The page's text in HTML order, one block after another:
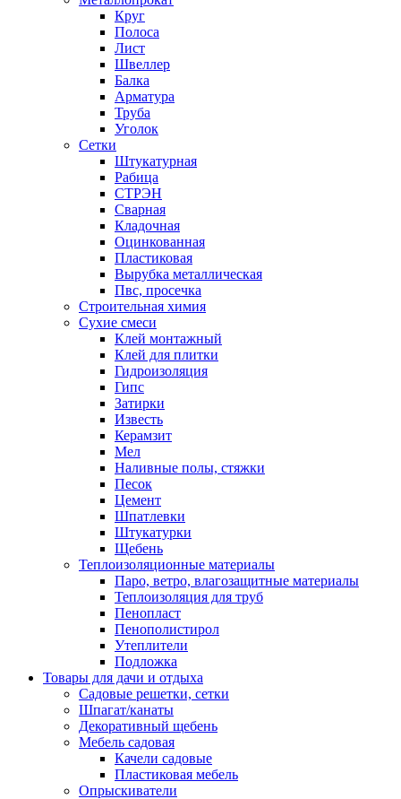
Круг
Полоса
Лист
Швеллер
Балка
Арматура
Труба
Уголок
Сетки
Штукатурная
Рабица
СТРЭН
Сварная
Кладочная
Оцинкованная
Пластиковая
Вырубка металлическая
Пвс, просечка
Строительная химия
Сухие смеси
Клей монтажный
Клей для плитки
Гидроизоляция
Гипс
Затирки
Известь
Керамзит
Мел
Наливные полы, стяжки
Песок
Цемент
Шпатлевки
Штукатурки
Щебень
Теплоизоляционные материалы
Паро, ветро, влагозащитные материалы
Теплоизоляция для труб
Пенопласт
Пенополистирол
Утеплители
Подложка
Товары для дачи и отдыха
Садовые решетки, сетки
Шпагат/канаты
Декоративный щебень
Мебель садовая
Качели садовые
Пластиковая мебель
Опрыскиватели